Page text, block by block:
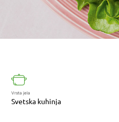
Vrsta jela
Svetska kuhinja